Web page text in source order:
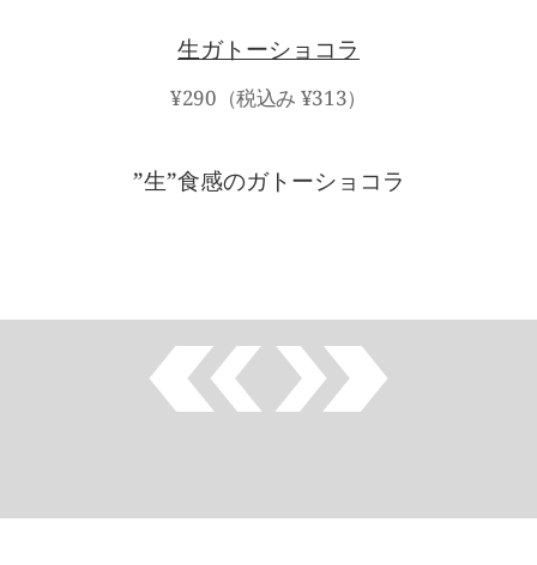
生ガトーショコラ
¥290（税込み ¥313）
”生”食感のガトーショコラ